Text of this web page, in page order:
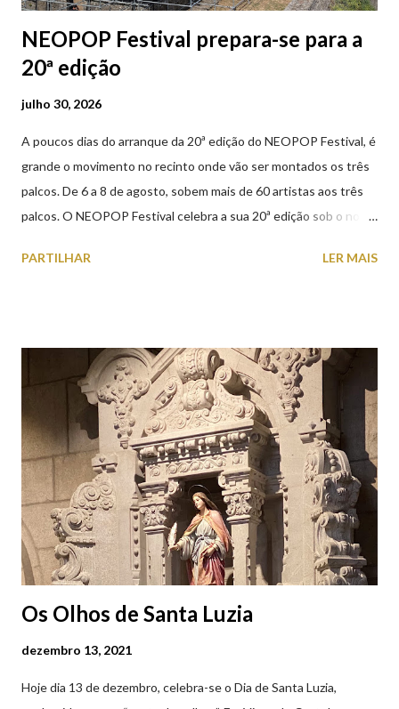
NEOPOP Festival prepara-se para a
20ª edição
julho 30, 2026
A poucos dias do arranque da 20ª edição do NEOPOP Festival, é
grande o movimento no recinto onde vão ser montados os três
palcos. De 6 a 8 de agosto, sobem mais de 60 artistas aos três
palcos. O NEOPOP Festival celebra a sua 20ª edição sob o nome
Portugal e um dos mais prestigiados da Europa, atrai milhares de
PARTILHAR LER MAIS
Os Olhos de Santa Luzia
dezembro 13, 2021
Hoje dia 13 de dezembro, celebra-se o Dia de Santa Luzia,